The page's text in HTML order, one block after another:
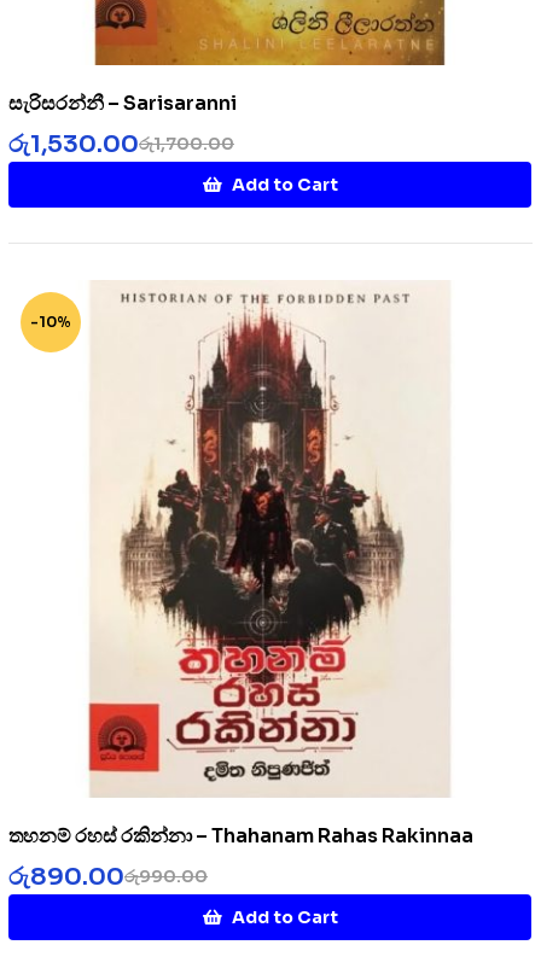
සැරිසරන්නී – Sarisaranni
රු1,700.00
රු1,530.00
Add to Cart
-10%
තහනම් රහස් රකින්නා – Thahanam Rahas Rakinnaa
රු990.00
රු890.00
Add to Cart